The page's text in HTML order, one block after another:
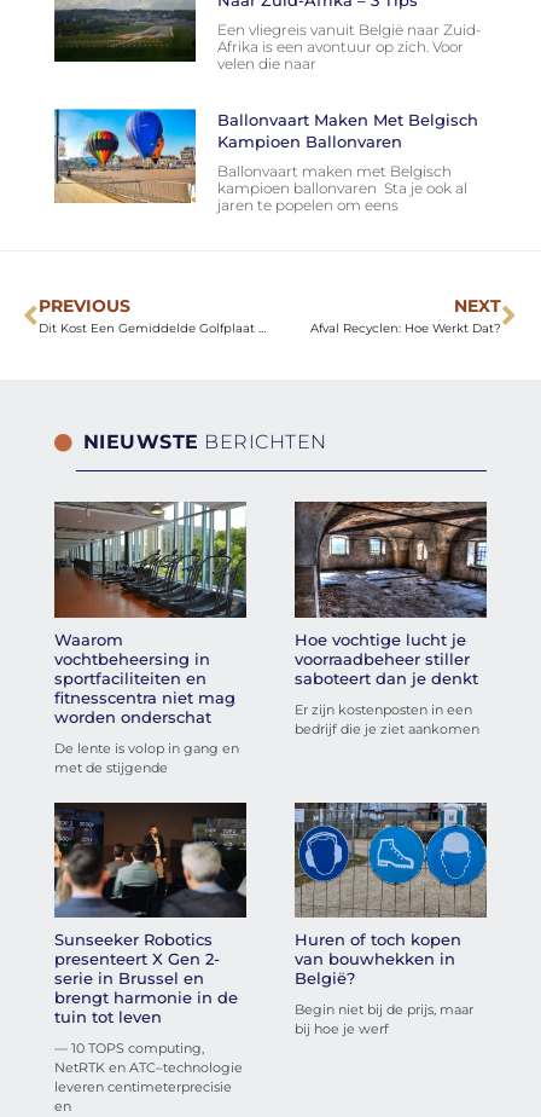
Een vliegreis vanuit België naar Zuid-
Afrika is een avontuur op zich. Voor
velen die naar
Ballonvaart Maken Met Belgisch
Kampioen Ballonvaren
Ballonvaart maken met Belgisch
kampioen ballonvaren Sta je ook al
jaren te popelen om eens
PREVIOUS
Dit Kost Een Gemiddelde Golfplaat Voor Jou
NEXT
Afval Recyclen: Hoe Werkt Dat?
NIEUWSTE BERICHTEN
Waarom
vochtbeheersing in
sportfaciliteiten en
fitnesscentra niet mag
worden onderschat
De lente is volop in gang en
met de stijgende
Hoe vochtige lucht je
voorraadbeheer stiller
saboteert dan je denkt
Er zijn kostenposten in een
bedrijf die je ziet aankomen
Sunseeker Robotics
presenteert X Gen 2-
serie in Brussel en
brengt harmonie in de
tuin tot leven
— 10 TOPS computing,
NetRTK en ATC–technologie
leveren centimeterprecisie
en
Huren of toch kopen
van bouwhekken in
België?
Begin niet bij de prijs, maar
bij hoe je werf